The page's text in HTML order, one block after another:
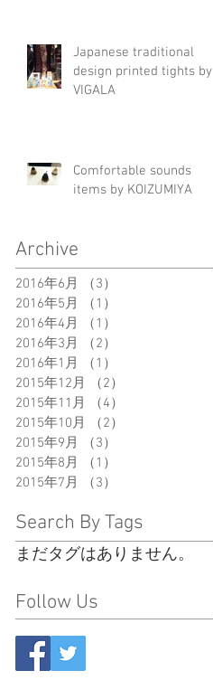
Japanese traditional
design printed tights by
VIGALA
Comfortable sounds
items by KOIZUMIYA
Archive
2016年6月 （3）
2016年5月
（1）
2016年4月
（1）
2016年3月
（2）
2016年1月
（1）
2015年12月
（2）
2015年11月
（4）
2015年10月
（2）
2015年9月
（3）
2015年8月
（1）
2015年7月
（3）
Search By Tags
まだタグはありません。
Follow Us